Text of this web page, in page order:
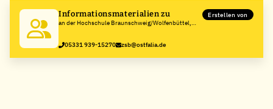
Informationsmaterialien zu
an der Hochschule Braunschweig/Wolfenbüttel,
Erstellen von
05331 939-15270 zsb@ostfalia.de